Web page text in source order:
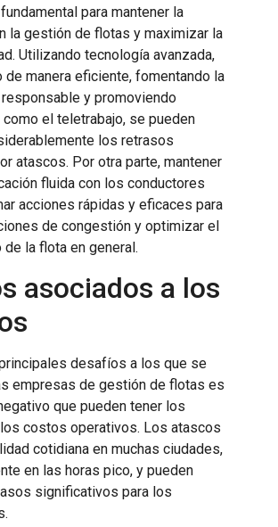
para mantener la
la gestión de flotas y maximizar la
Utilizando tecnología avanzada,
de manera eficiente, fomentando la
y promoviendo
el teletrabajo, se pueden
los retrasos
atascos. Por otra parte, mantener
fluida con los conductores
acciones rápidas y eficaces para
de congestión y optimizar el
la flota en general.
asociados a los
desafíos a los que se
empresas de gestión de flotas es
que pueden tener los
costos operativos. Los atascos
cotidiana en muchas ciudades,
en las horas pico, y pueden
significativos para los